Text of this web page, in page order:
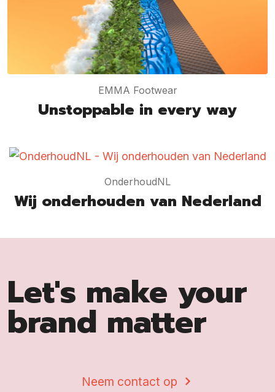
EMMA Footwear
Unstoppable in every way
OnderhoudNL
Wij onderhouden van Nederland
Let's make your
brand matter
Neem contact op